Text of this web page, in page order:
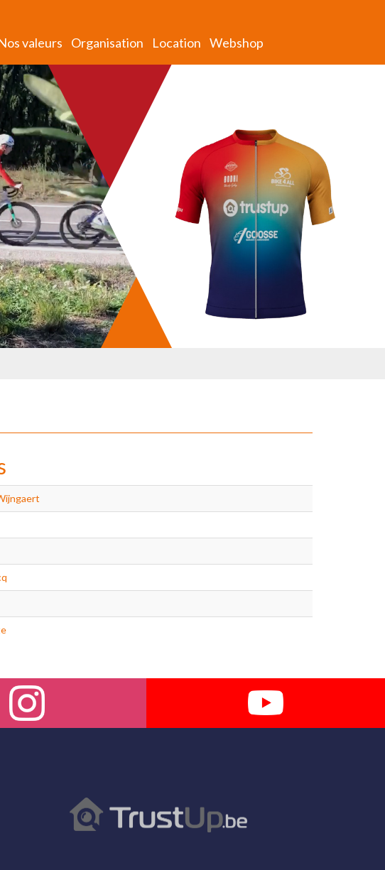
valeurs Organisation Location Webshop